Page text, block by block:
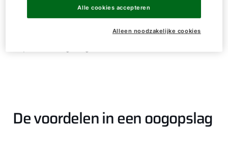
Bedienmodule met ruimte- en weersafhankelijke
De voordelen in een oogopslag
Hallo!
Alleen noodzakelijke cookies
Alle cookies accepteren